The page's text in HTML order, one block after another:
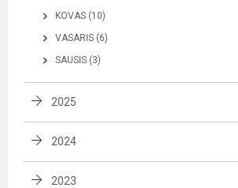
KOVAS (10)
VASARIS (6)
SAUSIS (3)
2025
2024
2023